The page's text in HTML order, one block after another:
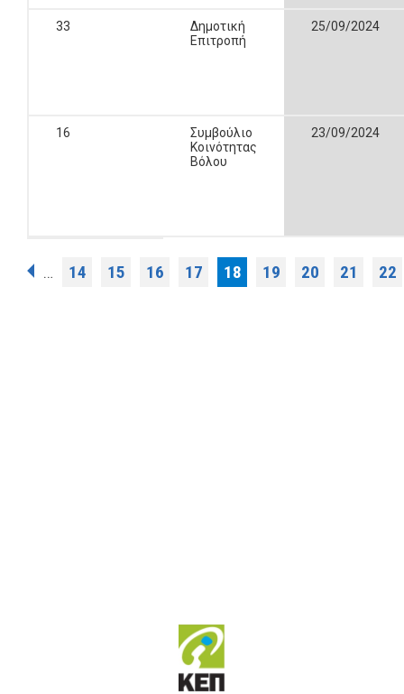
33
Δημοτική
Επιτροπή
25/09/2024
16
Συμβούλιο
Κοινότητας
Βόλου
23/09/2024
Σελίδες
… 14 15 16 17 18 19 20 21 22